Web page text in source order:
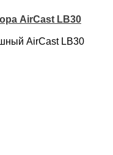
AirCast LB30
AirCast LB30